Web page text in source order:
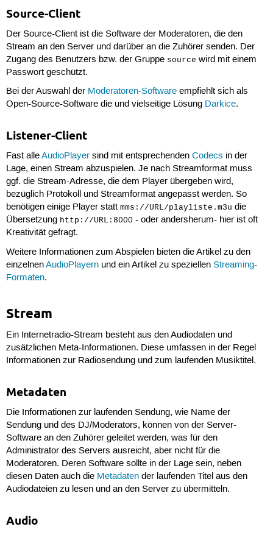
Source-Client
Der Source-Client ist die Software der Moderatoren, die den
Stream an den Server und darüber an die Zuhörer senden. Der
Zugang des Benutzers bzw. der Gruppe source wird mit einem
Passwort geschützt.
Bei der Auswahl der Moderatoren-Softwareempfiehlt sich als
Open-Source-Software die und vielseitige Lösung Darkice.
Listener-Client
Fast alleAudioPlayersind mit entsprechenden Codecs in der
Lage, einen Stream abzuspielen. Je nach Streamformat muss
ggf. die Stream-Adresse, die dem Player übergeben wird,
bezüglich Protokoll und Streamformat angepasst werden. So
benötigen einige Player statt mms://URL/playliste.m3u die
Übersetzung http://URL:8000 - oder andersherum- hier ist oft
Kreativität gefragt.
Weitere Informationen zum Abspielen bieten die Artikel zu den
einzelnenAudioPlayernund ein Artikel zu speziellen Streaming-
Formaten.
Stream
Ein Internetradio-Stream besteht aus den Audiodaten und
zusätzlichen Meta-Informationen. Diese umfassen in der Regel
Informationen zur Radiosendung und zum laufenden Musiktitel.
Metadaten
Die Informationen zur laufenden Sendung, wie Name der
Sendung und des DJ/Moderators, können von der Server-
Software an den Zuhörer geleitet werden, was für den
Administrator des Servers ausreicht, aber nicht für die
Moderatoren. Deren Software sollte in der Lage sein, neben
diesen Daten auch die Metadatender laufenden Titel aus den
Audiodateien zu lesen und an den Server zu übermitteln.
Audio